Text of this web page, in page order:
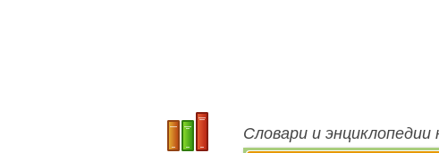
Словари и энциклопедии